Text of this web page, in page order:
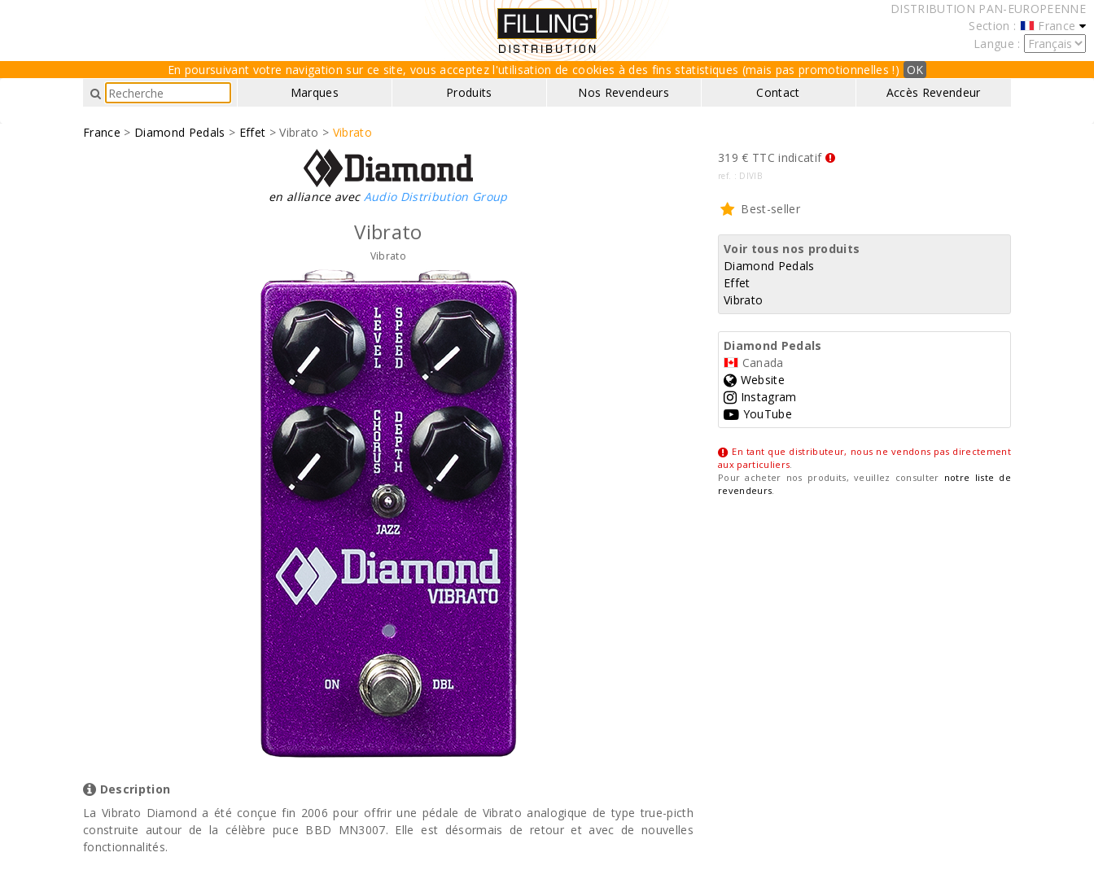
DISTRIBUTION PAN-EUROPEENNE
Section :
France
Langue :
En poursuivant votre navigation sur ce site, vous acceptez l'utilisation de cookies à des fins statistiques (mais pas promotionnelles !) OK
Marques
Produits Nos Revendeurs Contact Accès Revendeur
France > Diamond Pedals > Effet > Vibrato > Vibrato
en alliance avec Audio Distribution Group
Vibrato
Vibrato
Description
La Vibrato Diamond a été conçue fin 2006 pour offrir une pédale de Vibrato analogique de type true-picth
construite autour de la célèbre puce BBD MN3007. Elle est désormais de retour et avec de nouvelles
fonctionnalités.
319 € TTC indicatif
ref. : DIVIB
Best-seller
Voir tous nos produits
Diamond Pedals
Effet
Vibrato
Diamond Pedals
Canada
Website
Instagram
YouTube
En tant que distributeur, nous ne vendons pas directement
aux particuliers.
Pour acheter nos produits, veuillez consulter notre liste de
revendeurs.